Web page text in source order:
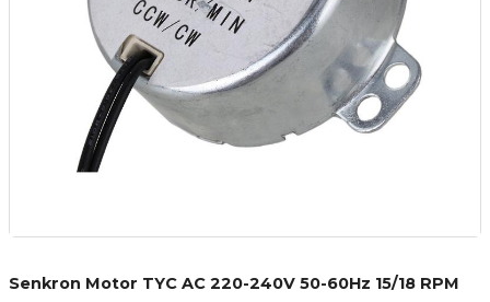
Senkron Motor TYC AC 220-240V 50-60Hz 15/18 RPM